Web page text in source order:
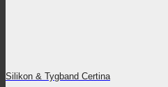
Silikon & Tygband Certina